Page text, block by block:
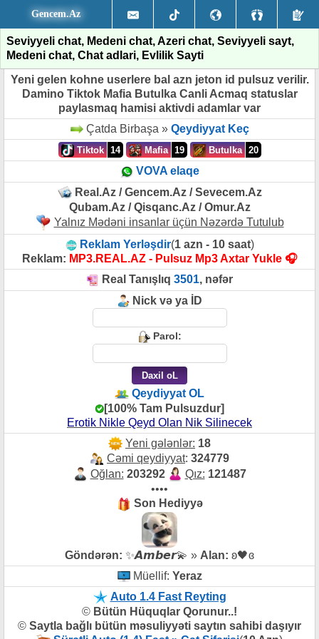
Gencem.Az
Seviyyeli chat, Medeni chat, Azeri chat, Seviyyeli sayt,
Medeni chat, Chat adlari, Evlilik Sayti
Yeni gelen kohne userlere bal azn jeton id pulsuz verilir.
Damino Tiktok Mafia Butulka Canli Acmaq statuslar
paylasmaq hamisi aktivdi adamlar var
Çatda Birbaşa » Qeydiyyat Keç
Tiktok 14 Mafia 19 Butulka 20
VOVA elaqe
Real.Az / Gencem.Az / Sevecem.Az
Qubam.Az / Qisqanc.Az / Omur.Az
Yalnız Mədəni insanlar üçün Nəzərdə Tutulub
Reklam Yerləşdir(1 azn - 10 saat)
Reklam: MP3.REAL.AZ - Pulsuz Mp3 Axtar Yukle 🎧
Real Tanışlıq 3501, nəfər
Nick və ya İD
Parol:
Qeydiyyat OL
[100% Tam Pulsuzdur]
Erotik Nikle Qeyd Olan Nik Silinecek
Yeni gələnlər: 18
Cəmi qeydiyyat: 324779
Oğlan: 203292 Qız: 121487
••••
Son Hediyyə
Göndərən: ✨𝘼𝙢𝙗𝙚𝙧💫 » Alan: ʚ🖤ɞ
Müellif: Yeraz
Auto 1.4 Fast Reyting
© Bütün Hüquqlar Qorunur..!
© Saytla bağlı bütün məsuliyyəti saytın sahibi daşıyır